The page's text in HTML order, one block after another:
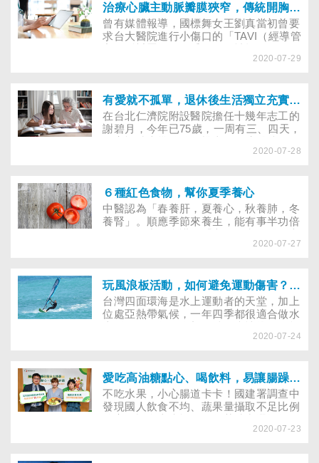
易就會在小小的摩擦、爭吵中，漸漸消
磨。
治療心臟主動脈瓣膜狹窄，傳統開胸手術、TAVI「經導管主動脈瓣置換術」怎麼選？
曾有媒體報導，國標舞女王劉真當初曾要
求台大醫院進行小傷口的「TAVI（經導管
體懷疑手術的選擇錯誤，是造成她死亡的
就不適合年輕人做，反而是需要「開胸」
的大規模手術更適合年輕人，這究竟是為
什麼呢？就讓我們來弄懂。
2020-07-29
有愛就不孤單，退休後生活獨立充實，才是「對自己好」
在台北仁濟院附設醫院擔任十幾年志工的
謝碧月，今年已75歲，一周有三、四天，
務。除了當志工，她也上了很多仁濟院的
彩。她笑著說，有時會對老化感到無力，
這需要調適；可是，在生活中安排喜歡做
的事，不依賴子女，才是「對自己好一
點」的方式......
2020-07-28
６種紅色食物，幫你夏季養心
中醫認為「春養肝，夏養心，秋養肺，冬
養腎」。順應季節來養生，能有事半功倍
不一樣。在中醫看來，夏季屬火，因火氣
時節養生重「養心」，究竟「心」要如何
養？哪些紅色食物可多吃？
2020-07-27
玩風浪板活動，如何避免運動傷害？什麼是「梨狀肌症候群」？
台灣四面環海是水上運動者的天堂，加上
位處亞熱帶氣候，一年四季都很適合做水
亂出國旅遊的計畫，不少民眾都選擇到澎
像是浮潛、衝浪、透明獨木舟、SUP（立
槳）、香蕉船、風浪板……等等，無不吸
引遊客體驗。本文帶您認識「風浪板」，
並說明該如何預防體驗後，出現「梨狀肌
2020-07-24
愛吃高油糖點心、喝飲料，易讓腸躁症、便祕、自律神經失調找上門？
不吃水果，小心腸道卡卡！國建署調查中
發現國人飲食不均、蔬果量攝取不足比例
乾、飲料、油炸物等點心，長期下來不僅
2020-07-23